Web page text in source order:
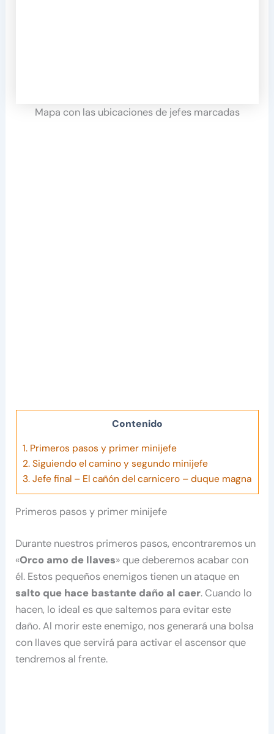
Mapa con las ubicaciones de jefes marcadas
Contenido
1.Primeros pasos y primer minijefe
2.Siguiendo el camino y segundo minijefe
3.Jefe final – El cañón del carnicero – duque magna
Primeros pasos y primer minijefe
Durante nuestros primeros pasos, encontraremos un
«Orco amo de llaves» que deberemos acabar con
él. Estos pequeños enemigos tienen un ataque en
salto que hace bastante daño al caer. Cuando lo
hacen, lo ideal es que saltemos para evitar este
daño. Al morir este enemigo, nos generará una bolsa
con llaves que servirá para activar el ascensor que
tendremos al frente.